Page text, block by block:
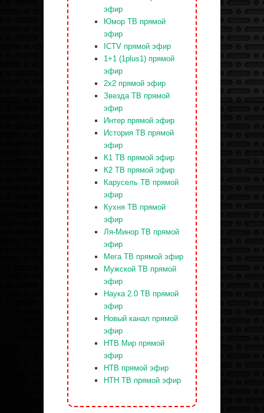
эфир
Юмор ТВ прямой
эфир
ICTV прямой эфир
1+1 (1plus1) прямой
эфир
2x2 прямой эфир
Звезда ТВ прямой
эфир
Интер прямой эфир
История ТВ прямой
эфир
К1 ТВ прямой эфир
К2 ТВ прямой эфир
Карусель ТВ прямой
эфир
Кухня ТВ прямой
эфир
Ля-Минор ТВ прямой
эфир
Мега ТВ прямой эфир
Мужской ТВ прямой
эфир
Наука 2.0 ТВ прямой
эфир
Новый канал прямой
эфир
НТВ Мир прямой
эфир
НТВ прямой эфир
НТН ТВ прямой эфир